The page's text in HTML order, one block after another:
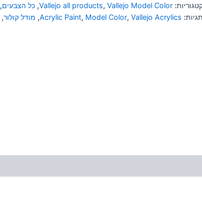
Vallejo all products, Vallejo Model Color
, כל הצבעים,
תגיות:
Acrylic Paint, Model Color, Vallejo Acrylics
, מודל קולור,